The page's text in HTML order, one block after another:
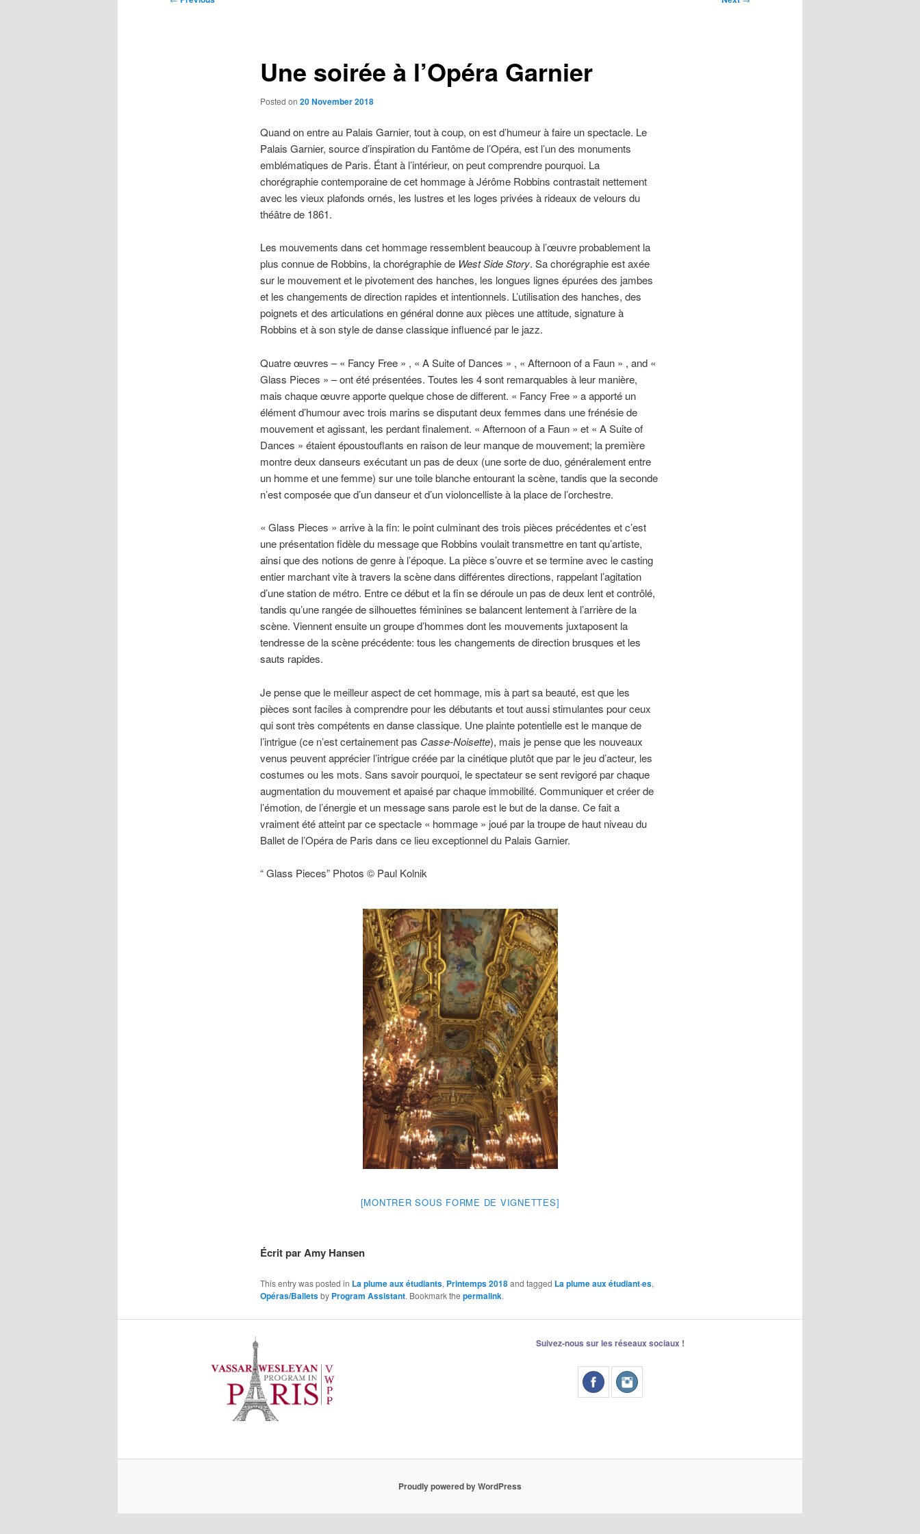
Une soirée à l’Opéra Garnier
Posted on 20 November 2018
Quand on entre au Palais Garnier, tout à coup, on est d’humeur à faire un spectacle. Le
Palais Garnier, source d’inspiration du Fantôme de l’Opéra, est l’un des monuments
emblématiques de Paris. Étant à l’intérieur, on peut comprendre pourquoi. La
chorégraphie contemporaine de cet hommage à Jérôme Robbins contrastait nettement
avec les vieux plafonds ornés, les lustres et les loges privées à rideaux de velours du
théâtre de 1861.
Les mouvements dans cet hommage ressemblent beaucoup à l’œuvre probablement la
plus connue de Robbins, la chorégraphie de West Side Story. Sa chorégraphie est axée
sur le mouvement et le pivotement des hanches, les longues lignes épurées des jambes
et les changements de direction rapides et intentionnels. L’utilisation des hanches, des
poignets et des articulations en général donne aux pièces une attitude, signature à
Robbins et à son style de danse classique influencé par le jazz.
Quatre œuvres – « Fancy Free » , « A Suite of Dances » , « Afternoon of a Faun » , and «
Glass Pieces » – ont été présentées. Toutes les 4 sont remarquables à leur manière,
mais chaque œuvre apporte quelque chose de different. « Fancy Free » a apporté un
élément d’humour avec trois marins se disputant deux femmes dans une frénésie de
mouvement et agissant, les perdant finalement. « Afternoon of a Faun » et « A Suite of
Dances » étaient époustouflants en raison de leur manque de mouvement; la première
montre deux danseurs exécutant un pas de deux (une sorte de duo, généralement entre
un homme et une femme) sur une toile blanche entourant la scène, tandis que la seconde
n’est composée que d’un danseur et d’un violoncelliste à la place de l’orchestre.
« Glass Pieces » arrive à la fin: le point culminant des trois pièces précédentes et c’est
une présentation fidèle du message que Robbins voulait transmettre en tant qu’artiste,
ainsi que des notions de genre à l’époque. La pièce s’ouvre et se termine avec le casting
entier marchant vite à travers la scène dans différentes directions, rappelant l’agitation
d’une station de métro. Entre ce début et la fin se déroule un pas de deux lent et contrôlé,
tandis qu’une rangée de silhouettes féminines se balancent lentement à l’arrière de la
scène. Viennent ensuite un groupe d’hommes dont les mouvements juxtaposent la
tendresse de la scène précédente: tous les changements de direction brusques et les
sauts rapides.
Je pense que le meilleur aspect de cet hommage, mis à part sa beauté, est que les
pièces sont faciles à comprendre pour les débutants et tout aussi stimulantes pour ceux
qui sont très compétents en danse classique. Une plainte potentielle est le manque de
l’intrigue (ce n’est certainement pas Casse-Noisette), mais je pense que les nouveaux
venus peuvent apprécier l’intrigue créée par la cinétique plutôt que par le jeu d’acteur, les
costumes ou les mots. Sans savoir pourquoi, le spectateur se sent revigoré par chaque
augmentation du mouvement et apaisé par chaque immobilité. Communiquer et créer de
l’émotion, de l’énergie et un message sans parole est le but de la danse. Ce fait a
vraiment été atteint par ce spectacle « hommage » joué par la troupe de haut niveau du
Ballet de l’Opéra de Paris dans ce lieu exceptionnel du Palais Garnier.
“ Glass Pieces” Photos © Paul Kolnik
[MONTRER SOUS FORME DE VIGNETTES]
Écrit par Amy Hansen
This entry was posted in La plume aux étudiants, Printemps 2018and tagged La plume aux étudiant·es,
Opéras/Balletsby Program Assistant. Bookmark the permalink.
Suivez-nous sur les réseaux sociaux !
Proudly powered by WordPress